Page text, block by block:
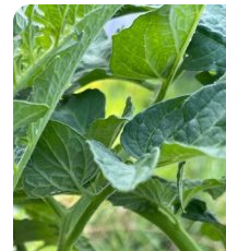
praktijk hangt het
factoren. Eén daarvan
toepassen. Wat de
weer af van onder
omstandigheden in de